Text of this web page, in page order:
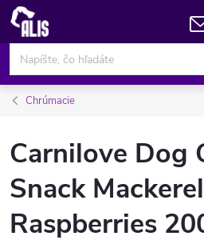
Prejsť
obsah
Chrúmacie
Carnilove Dog
Snack
Raspberries